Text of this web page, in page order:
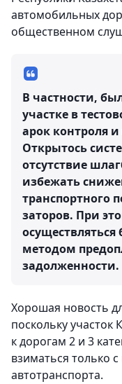
автомобильных
общественном
В частности,
участке в
арок контроля
Открытось
отсутствие
избежать
транспортного
заторов. При
методом
задолженности.
Хорошая новость
поскольку участок
к дорогам 2 и 3
взиматься только
автотранспорта.